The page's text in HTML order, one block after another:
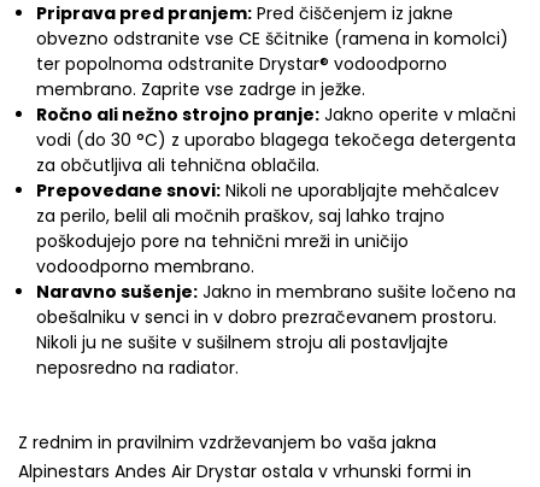
Priprava pred pranjem: Pred čiščenjem iz jakne
obvezno odstranite vse CE ščitnike (ramena in komolci)
ter popolnoma odstranite Drystar® vodoodporno
membrano. Zaprite vse zadrge in ježke.
Ročno ali nežno strojno pranje: Jakno operite v mlačni
vodi (do 30 °C) z uporabo blagega tekočega detergenta
za občutljiva ali tehnična oblačila.
Prepovedane snovi: Nikoli ne uporabljajte mehčalcev
za perilo, belil ali močnih praškov, saj lahko trajno
poškodujejo pore na tehnični mreži in uničijo
vodoodporno membrano.
Naravno sušenje: Jakno in membrano sušite ločeno na
obešalniku v senci in v dobro prezračevanem prostoru.
Nikoli ju ne sušite v sušilnem stroju ali postavljajte
neposredno na radiator.
Z rednim in pravilnim vzdrževanjem bo vaša jakna
Alpinestars Andes Air Drystar ostala v vrhunski formi in